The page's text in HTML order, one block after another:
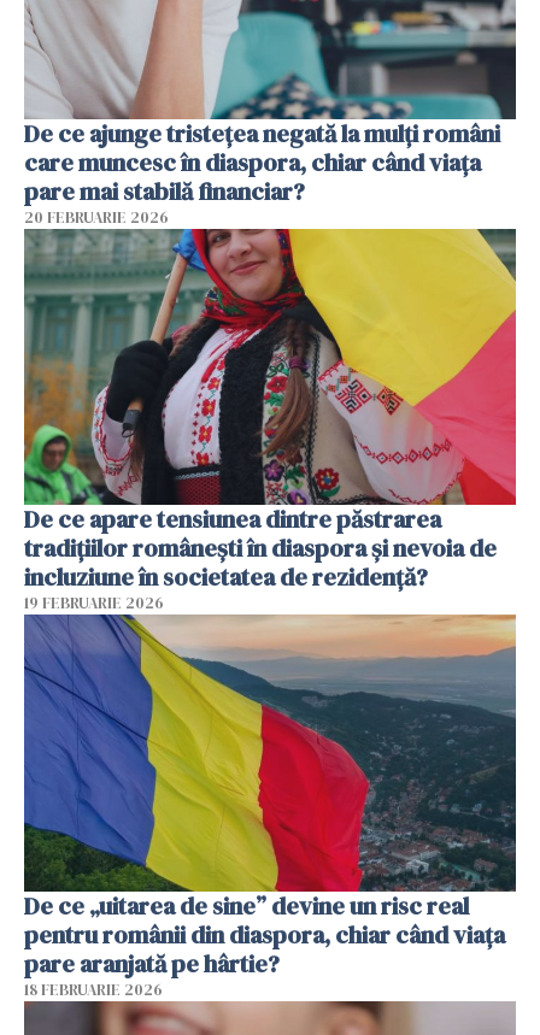
De ce ajunge tristețea negată la mulți români
care muncesc în diaspora, chiar când viața
pare mai stabilă financiar?
20 FEBRUARIE 2026
De ce apare tensiunea dintre păstrarea
tradițiilor românești în diaspora și nevoia de
incluziune în societatea de rezidență?
19 FEBRUARIE 2026
De ce „uitarea de sine” devine un risc real
pentru românii din diaspora, chiar când viața
pare aranjată pe hârtie?
18 FEBRUARIE 2026